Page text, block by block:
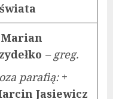
Marian
– greg.
parafią: +
Jasiewicz